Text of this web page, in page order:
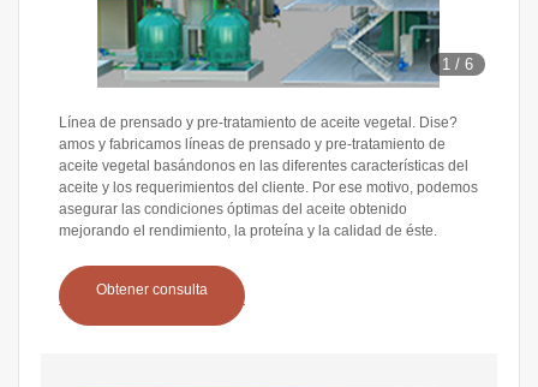
1 /6
Línea de prensado y pre-tratamiento de aceite vegetal. Dise?
amos y fabricamos líneas de prensado y pre-tratamiento de
aceite vegetal basándonos en las diferentes características del
aceite y los requerimientos del cliente. Por ese motivo, podemos
asegurar las condiciones óptimas del aceite obtenido
mejorando el rendimiento, la proteína y la calidad de éste.
Obtener consulta